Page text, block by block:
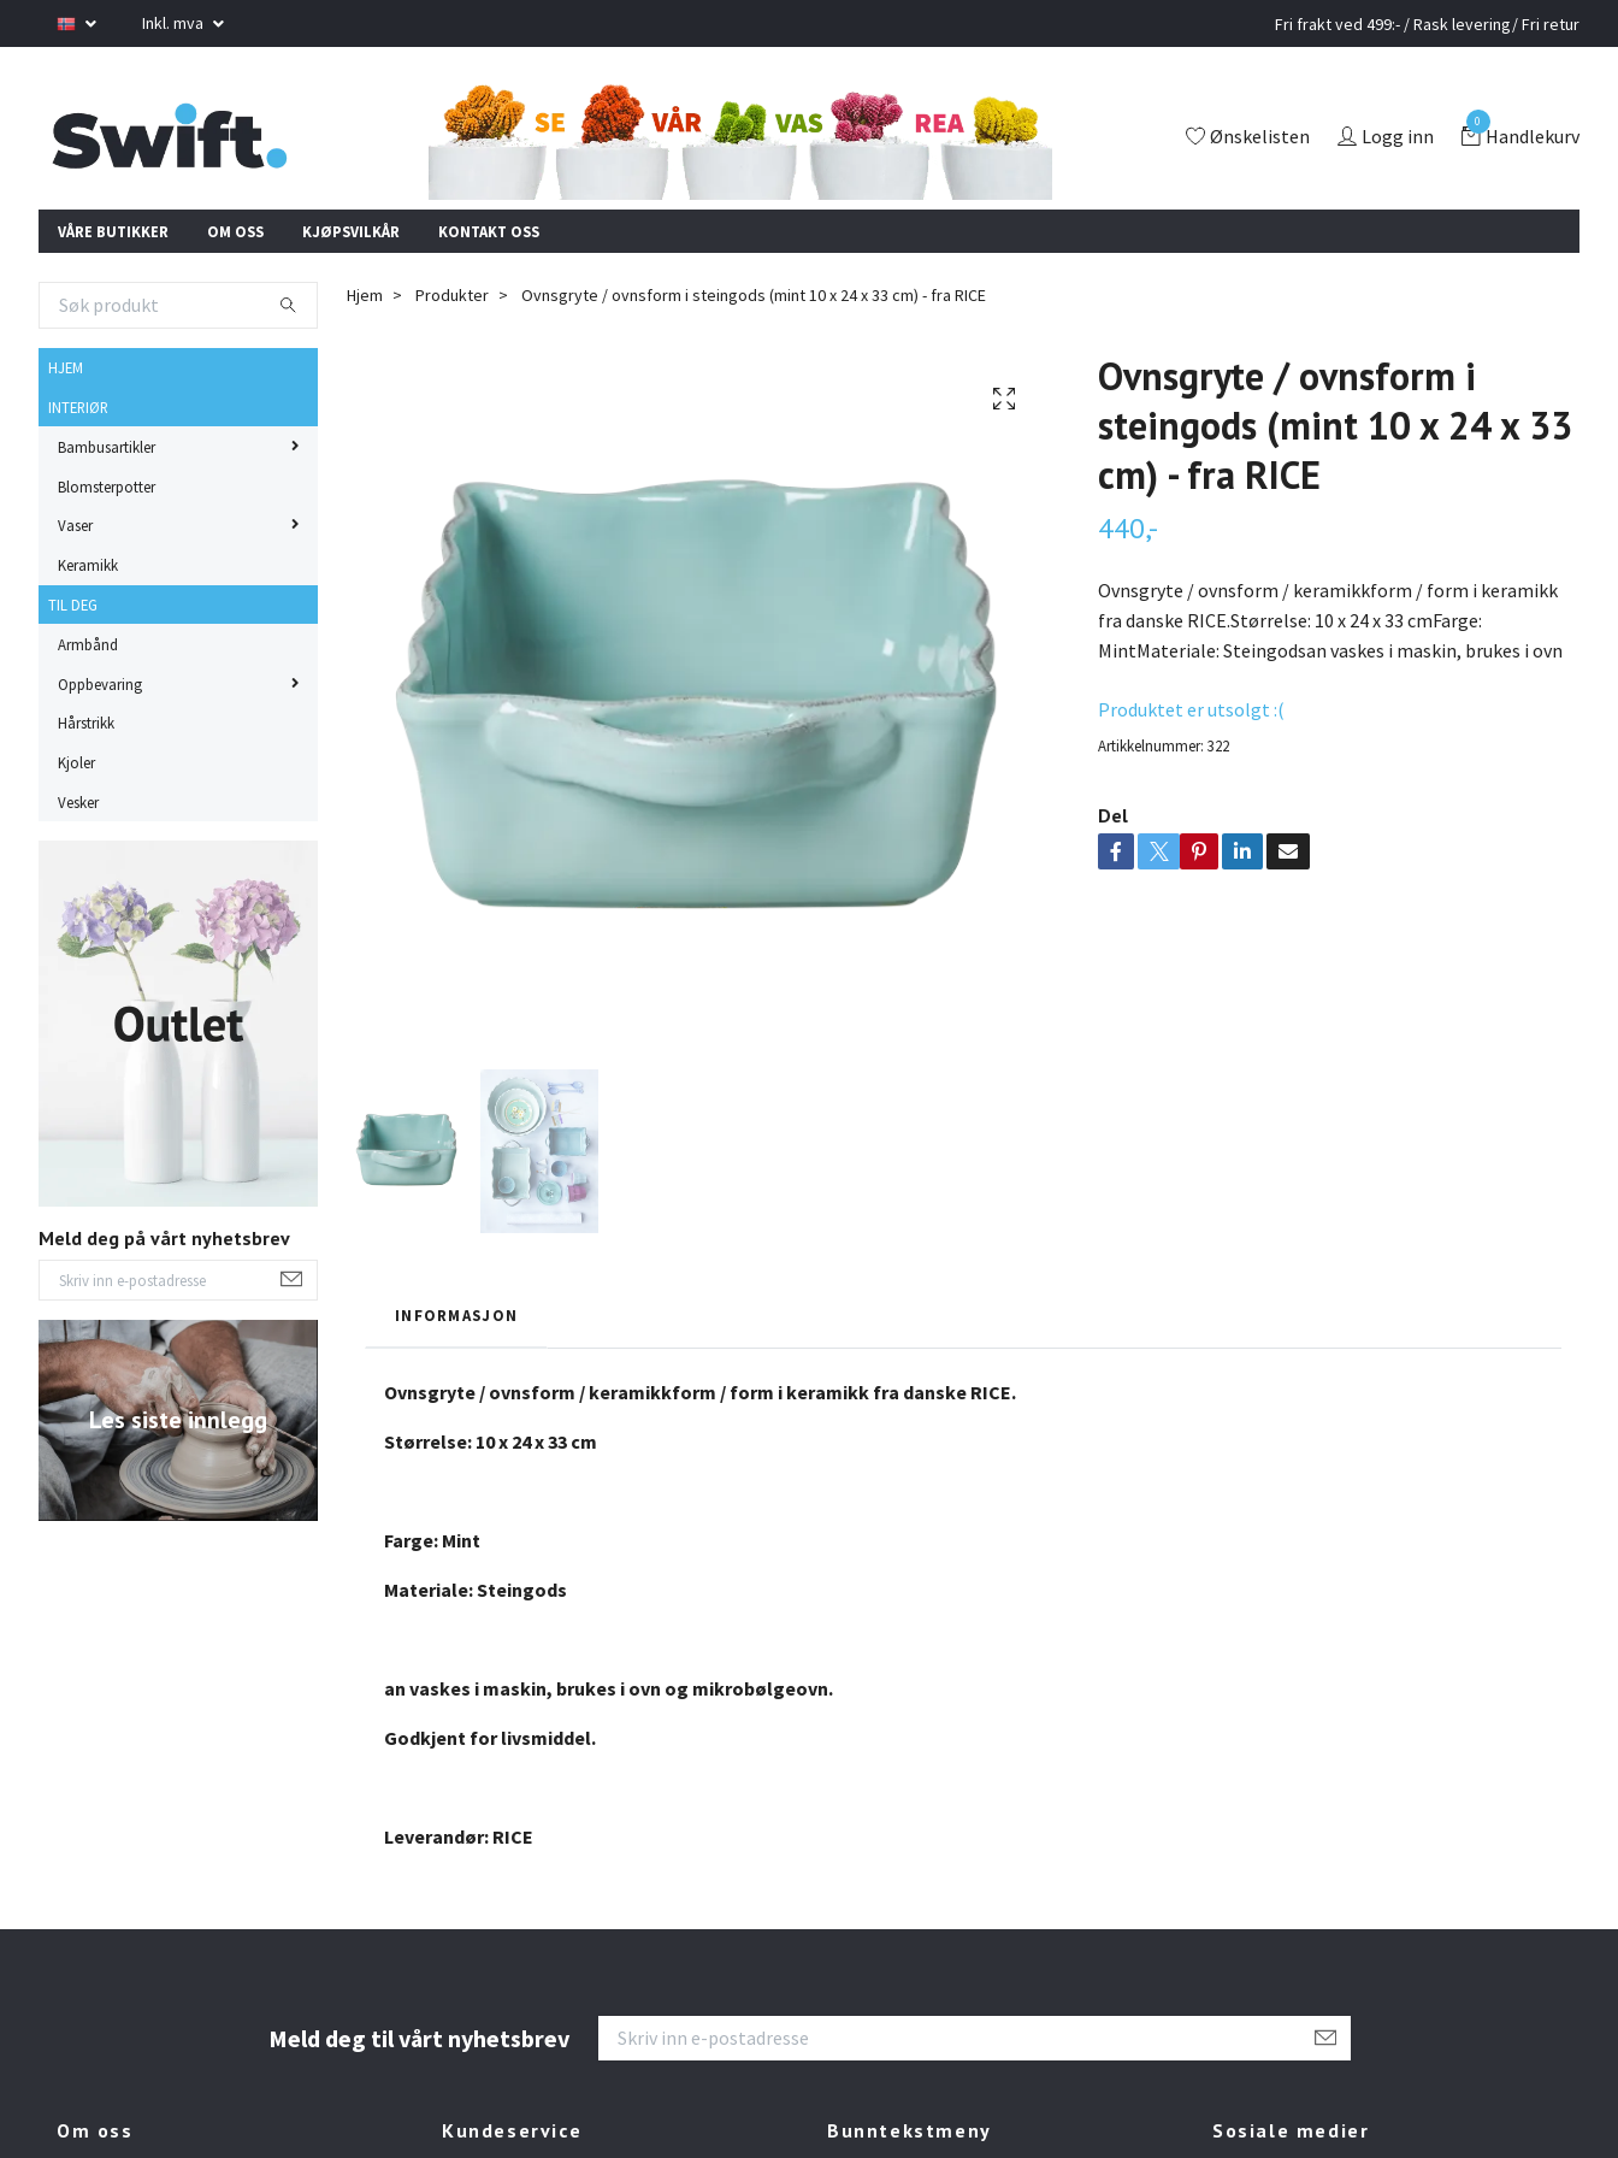
Inkl. mva Fri frakt ved 499:- / Rask levering/ Fri retur
Ønskelisten Logg inn
0
Handlekurv
VÅRE BUTIKKER OM OSS KJØPSVILKÅR KONTAKT OSS
HJEM
INTERIØR
Bambusartikler
Blomsterpotter
Vaser
Keramikk
TIL DEG
Armbånd
Oppbevaring
Hårstrikk
Kjoler
Vesker
Meld deg på vårt nyhetsbrev
Les siste innlegg
Hjem Produkter Ovnsgryte / ovnsform i steingods (mint 10 x 24 x 33 cm) - fra RICE
Ovnsgryte / ovnsform i
steingods (mint 10 x 24 x 33
cm) - fra RICE
440,-
Ovnsgryte / ovnsform / keramikkform / form i keramikk
fra danske RICE.Størrelse: 10 x 24 x 33 cmFarge:
MintMateriale: Steingodsan vaskes i maskin, brukes i ovn
Produktet er utsolgt :(
Artikkelnummer: 322
Del
INFORMASJON
Ovnsgryte / ovnsform / keramikkform / form i keramikk fra danske RICE.
Størrelse: 10 x 24 x 33 cm
Farge: Mint
Materiale: Steingods
an vaskes i maskin, brukes i ovn og mikrobølgeovn.
Godkjent for livsmiddel.
Leverandør: RICE
Meld deg til vårt nyhetsbrev
Om oss Kundeservice Bunntekstmeny Sosiale medier